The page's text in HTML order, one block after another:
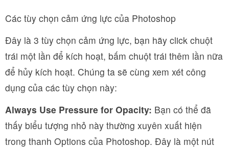
Các tùy chọn cảm ứng lực của Photoshop
Đây là 3 tùy chọn cảm ứng lực, bạn hãy click chuột
trái một lần để kích hoạt, bấm chuột trái thêm lần nữa
để hủy kích hoạt. Chúng ta sẽ cùng xem xét công
dụng của các tùy chọn này:
Always Use Pressure for Opacity: Bạn có thể đã
thấy biểu tượng nhỏ này thường xuyên xuất hiện
trong thanh Options của Photoshop. Đây là một nút